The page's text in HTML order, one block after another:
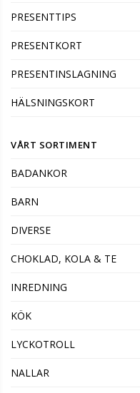
PRESENTTIPS
PRESENTKORT
PRESENTINSLAGNING
HÄLSNINGSKORT
VÅRT SORTIMENT
BADANKOR
BARN
DIVERSE
CHOKLAD, KOLA & TE
INREDNING
KÖK
LYCKOTROLL
NALLAR